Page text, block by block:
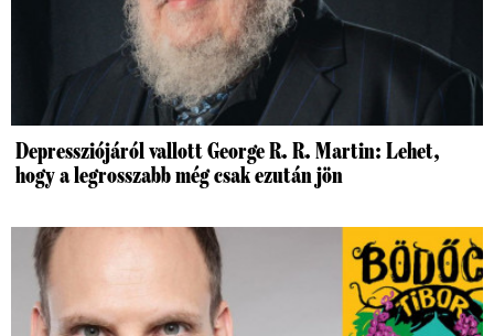
Depressziójáról vallott George R. R. Martin: Lehet,
hogy a legrosszabb még csak ezután jön